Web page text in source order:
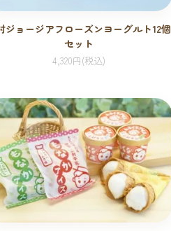
ジョージアフローズンヨーグルト12個
セット
4,320円(税込)